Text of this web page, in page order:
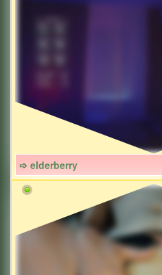
➩ elderberry